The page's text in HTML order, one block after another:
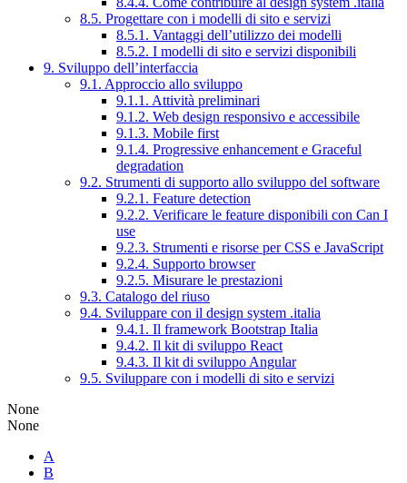
8.5. Progettare con i modelli di sito e servizi
8.5.1. Vantaggi dell’utilizzo dei modelli
8.5.2. I modelli di sito e servizi disponibili
9. Sviluppo dell’interfaccia
9.1. Approccio allo sviluppo
9.1.1. Attività preliminari
9.1.2. Web design responsivo e accessibile
9.1.3. Mobile first
9.1.4. Progressive enhancement e Graceful
degradation
9.2. Strumenti di supporto allo sviluppo del software
9.2.1. Feature detection
9.2.2. Verificare le feature disponibili con Can I
use
9.2.3. Strumenti e risorse per CSS e JavaScript
9.2.4. Supporto browser
9.2.5. Misurare le prestazioni
9.3. Catalogo del riuso
9.4. Sviluppare con il design system .italia
9.4.1. Il framework Bootstrap Italia
9.4.2. Il kit di sviluppo React
9.4.3. Il kit di sviluppo Angular
9.5. Sviluppare con i modelli di sito e servizi
None
None
A
B